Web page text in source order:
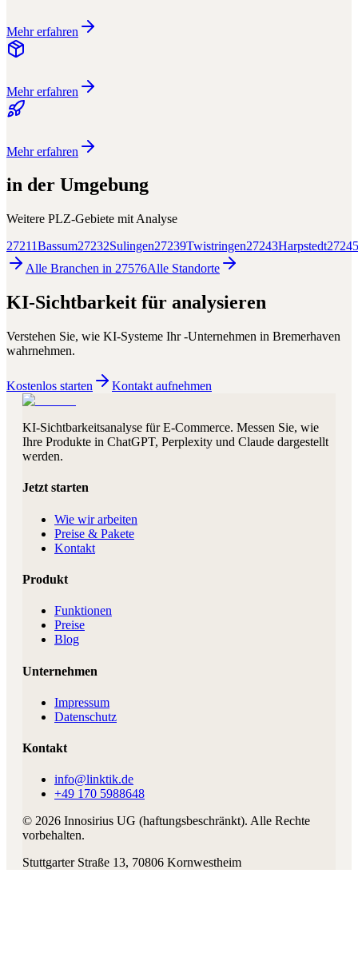
Mehr erfahren
Mehr erfahren
Mehr erfahren
in der Umgebung
Weitere PLZ-Gebiete mit Analyse
27211Bassum27232Sulingen27239Twistringen27243Harpstedt27245
Alle Branchen in 27576Alle Standorte
KI-Sichtbarkeit für analysieren
Verstehen Sie, wie KI-Systeme Ihr-Unternehmen in Bremerhaven
wahrnehmen.
Kostenlos starten Kontakt aufnehmen
KI-Sichtbarkeitsanalyse für E-Commerce. Messen Sie, wie
Ihre Produkte in ChatGPT, Perplexity und Claude dargestellt
werden.
Jetzt starten
Wie wir arbeiten
Preise & Pakete
Kontakt
Produkt
Funktionen
Preise
Blog
Unternehmen
Impressum
Datenschutz
Kontakt
info@linktik.de
+49 170 5988648
© 2026 Innosirius UG (haftungsbeschränkt). Alle Rechte
vorbehalten.
Stuttgarter Straße 13, 70806 Kornwestheim